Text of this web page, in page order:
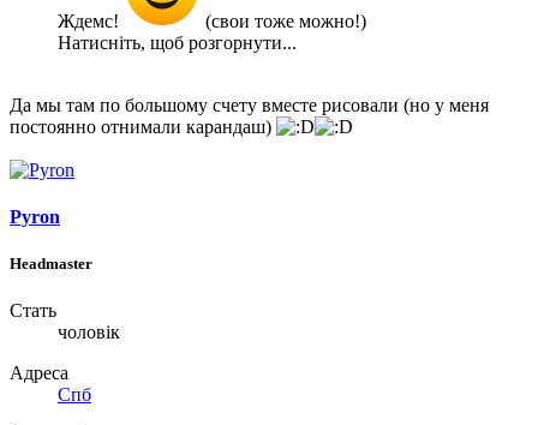
Ждемс!
(свои тоже можно!)
Натисніть, щоб розгорнути...
Да мы там по большому счету вместе рисовали (но у меня
постоянно отнимали карандаш)
Pyron
Стать
чоловік
Адреса
Спб